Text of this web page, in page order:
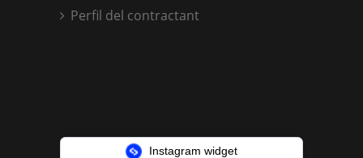
Perfil del contractant
Instagram widget